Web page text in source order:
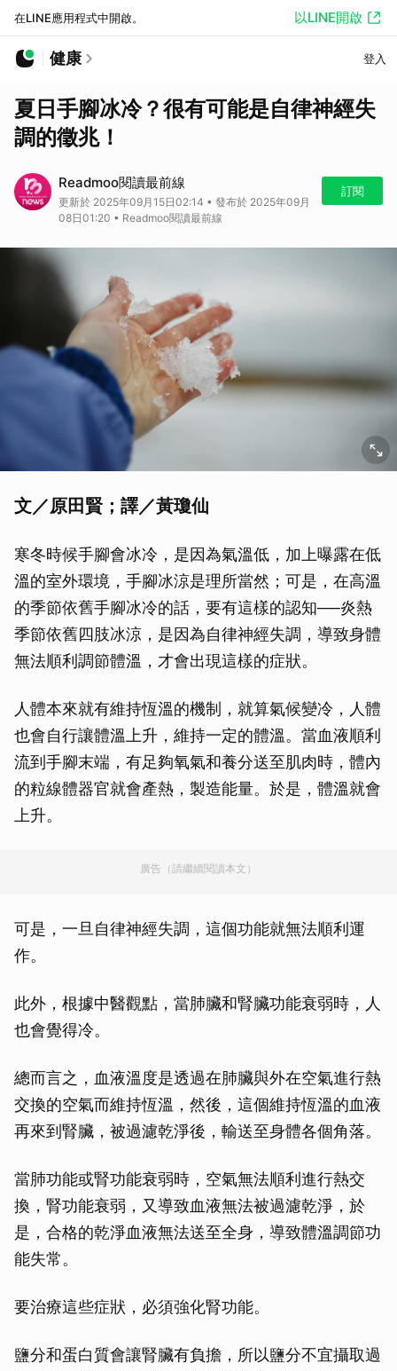
在LINE應用程式中開啟。 以LINE開啟
健康 登入
夏日手腳冰冷？很有可能是自律神經失
調的徵兆！
Readmoo閱讀最前線
更新於 2025年09月15日02:14 • 發布於 2025年09月
08日01:20 • Readmoo閱讀最前線
訂閱
文／原田賢；譯／黃瓊仙
寒冬時候手腳會冰冷，是因為氣溫低，加上曝露在低
溫的室外環境，手腳冰涼是理所當然；可是，在高溫
的季節依舊手腳冰冷的話，要有這樣的認知──炎熱
季節依舊四肢冰涼，是因為自律神經失調，導致身體
無法順利調節體溫，才會出現這樣的症狀。
人體本來就有維持恆溫的機制，就算氣候變冷，人體
也會自行讓體溫上升，維持一定的體溫。當血液順利
流到手腳末端，有足夠氧氣和養分送至肌肉時，體內
的粒線體器官就會產熱，製造能量。於是，體溫就會
上升。
廣告（請繼續閱讀本文）
可是，一旦自律神經失調，這個功能就無法順利運
作。
此外，根據中醫觀點，當肺臟和腎臟功能衰弱時，人
也會覺得冷。
總而言之，血液溫度是透過在肺臟與外在空氣進行熱
交換的空氣而維持恆溫，然後，這個維持恆溫的血液
再來到腎臟，被過濾乾淨後，輸送至身體各個角落。
當肺功能或腎功能衰弱時，空氣無法順利進行熱交
換，腎功能衰弱，又導致血液無法被過濾乾淨，於
是，合格的乾淨血液無法送至全身，導致體溫調節功
能失常。
要治療這些症狀，必須強化腎功能。
鹽分和蛋白質會讓腎臟有負擔，所以鹽分不宜攝取過